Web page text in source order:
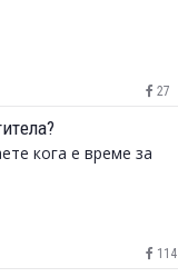
27
кога е време за
114